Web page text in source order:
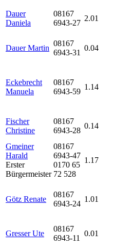
Dauer
Daniela
08167
6943-27
2.01
Dauer Martin
08167
6943-31
0.04
Eckebrecht
Manuela
08167
6943-59
1.14
Fischer
Christine
08167
6943-28
0.14
Gmeiner
Harald
Erster
Bürgermeister
08167
6943-47
0170 65
72 528
1.17
Götz Renate
08167
6943-24
1.01
Gresser Ute
08167
6943-11
0.01